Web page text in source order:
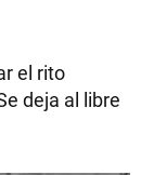
el rito
deja al libre